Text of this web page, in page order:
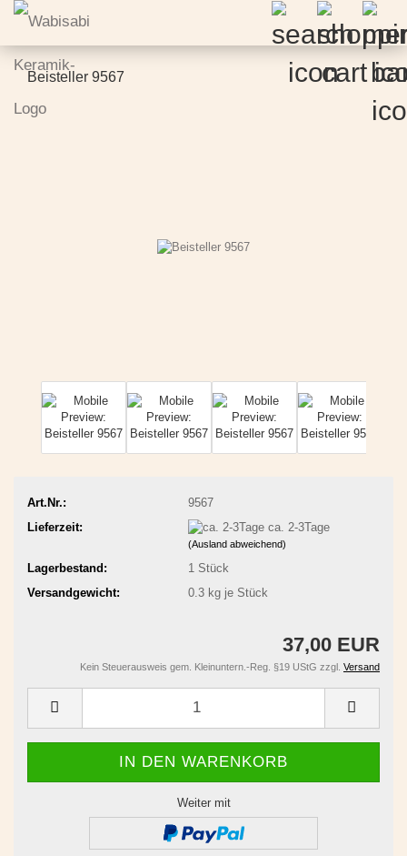
Beisteller 9567
Art.Nr.:
9567
Lieferzeit:
ca. 2-3Tage
(Ausland abweichend)
Lagerbestand: 1 Stück
Versandgewicht:
0.3kg je Stück
37,00 EUR
Kein Steuerausweis gem. Kleinuntern.-Reg. §19 UStG zzgl. Versand
Weiter mit